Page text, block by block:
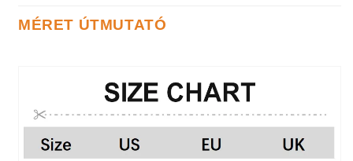
MÉRET ÚTMUTATÓ